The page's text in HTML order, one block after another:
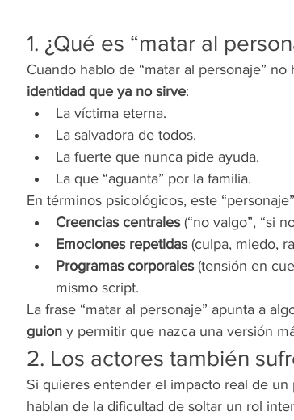
1. ¿Qué es “matar al
Cuando hablo de “matar al personaje”
identidad que ya no sirve:
La víctima eterna.
La salvadora de todos.
La fuerte que nunca pide ayuda.
La que “aguanta” por la familia.
En términos psicológicos, este
Creencias centrales (“no valgo”, “si
Emociones repetidas (culpa, miedo,
Programas corporales (tensión en
mismo script.
La frase “matar al personaje” apunta a
guion y permitir que nazca una versión
2. Los actores también
Si quieres entender el impacto real de
hablan de la dificultad de soltar un rol